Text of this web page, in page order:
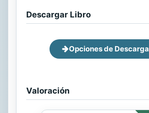
Descargar Libro
Opciones de Descarga
Valoración